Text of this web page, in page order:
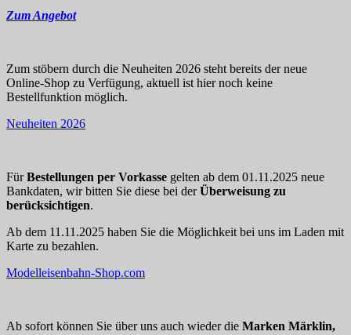
Zum Angebot
Zum stöbern durch die Neuheiten 2026 steht bereits der neue
Online-Shop zu Verfügung, aktuell ist hier noch keine
Bestellfunktion möglich.
Neuheiten 2026
FürBestellungen per Vorkasse gelten ab dem 01.11.2025 neue
Bankdaten, wir bitten Sie diese bei derÜberweisung zu
berücksichtigen.
Ab dem 11.11.2025 haben Sie die Möglichkeit bei uns im Laden mit
Karte zu bezahlen.
Modelleisenbahn-Shop.com
Ab sofort können Sie über uns auch wieder die Marken Märklin,